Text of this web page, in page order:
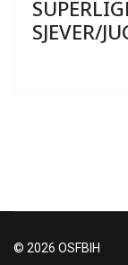
SJEVER/
© 2026 OSFBIH